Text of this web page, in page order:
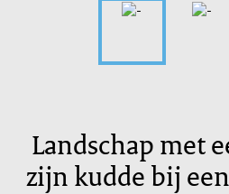
Landschap met
zijn kudde bij